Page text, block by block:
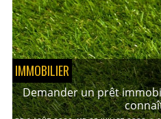
PRATIQUER
EN
FAMILLE ?
IMMOBILIER
Demander un prêt